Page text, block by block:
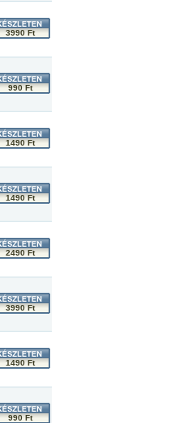
3990 Ft
990 Ft
1490 Ft
1490 Ft
2490 Ft
3990 Ft
1490 Ft
990 Ft